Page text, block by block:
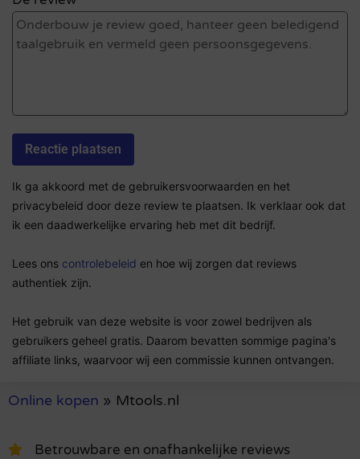
Ik ga akkoord met de gebruikersvoorwaarden en het
privacybeleid door deze review te plaatsen. Ik verklaar ook dat
ik een daadwerkelijke ervaring heb met dit bedrijf.
Lees ons controlebeleid en hoe wij zorgen dat reviews
authentiek zijn.
Het gebruik van deze website is voor zowel bedrijven als
gebruikers geheel gratis. Daarom bevatten sommige pagina's
affiliate links, waarvoor wij een commissie kunnen ontvangen.
Online kopen » Mtools.nl
Betrouwbare en onafhankelijke reviews